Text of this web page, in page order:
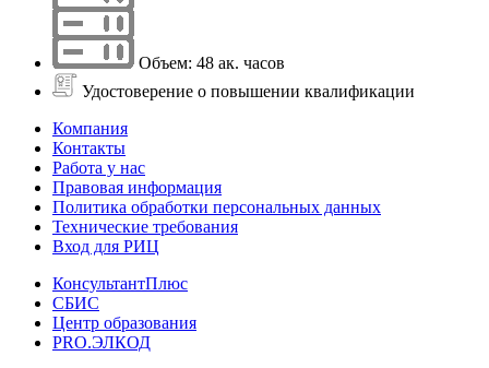
Объем: 48 ак. часов
Удостоверение о повышении квалификации
Компания
Контакты
Работа у нас
Правовая информация
Политика обработки персональных данных
Технические требования
Вход для РИЦ
КонсультантПлюс
СБИС
Центр образования
PRO.ЭЛКОД